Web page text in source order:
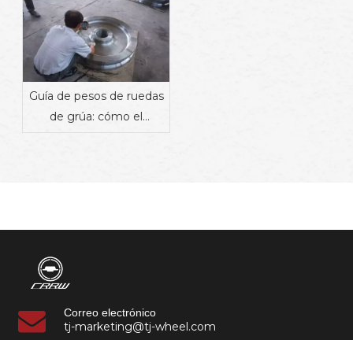
Guía de pesos de ruedas
de grúa: cómo el
Correo electrónico
tj-marketing@tj-wheel.com